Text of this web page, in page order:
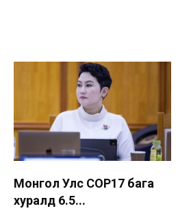
Монгол Улс COP17 бага
хуралд 6.5...